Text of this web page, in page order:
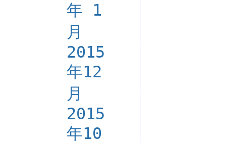
年 1
月
2015
年12
月
2015
年10